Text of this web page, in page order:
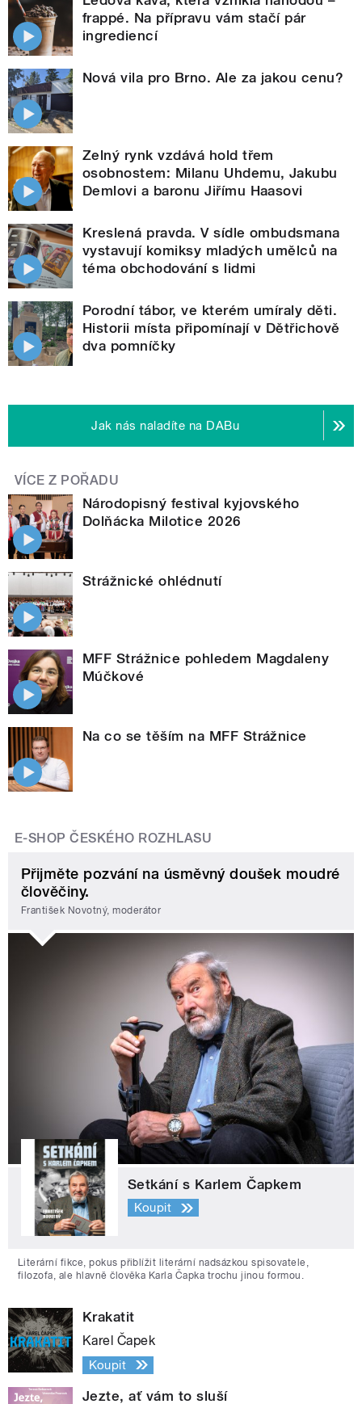
frappé. Na přípravu vám stačí pár
ingrediencí
Nová vila pro Brno. Ale za jakou cenu?
Zelný rynk vzdává hold třem
osobnostem: Milanu Uhdemu, Jakubu
Demlovi a baronu Jiřímu Haasovi
Kreslená pravda. V sídle ombudsmana
vystavují komiksy mladých umělců na
téma obchodování s lidmi
Porodní tábor, ve kterém umíraly děti.
Historii místa připomínají v Dětřichově
dva pomníčky
Jak nás naladíte na DABu
VÍCE Z POŘADU
Národopisný festival kyjovského
Dolňácka Milotice 2026
Strážnické ohlédnutí
MFF Strážnice pohledem Magdaleny
Múčkové
Na co se těším na MFF Strážnice
E-SHOP ČESKÉHO ROZHLASU
Přijměte pozvání na úsměvný doušek moudré
člověčiny.
František Novotný, moderátor
Setkání s Karlem Čapkem
Koupit
Literární fikce, pokus přiblížit literární nadsázkou spisovatele,
filozofa, ale hlavně člověka Karla Čapka trochu jinou formou.
Krakatit
Karel Čapek
Koupit
Jezte, ať vám to sluší